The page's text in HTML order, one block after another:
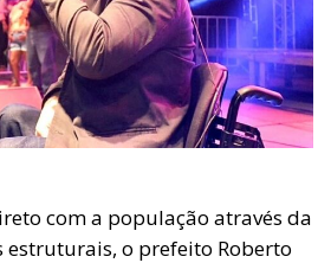
com a população através da
estruturais, o prefeito Roberto